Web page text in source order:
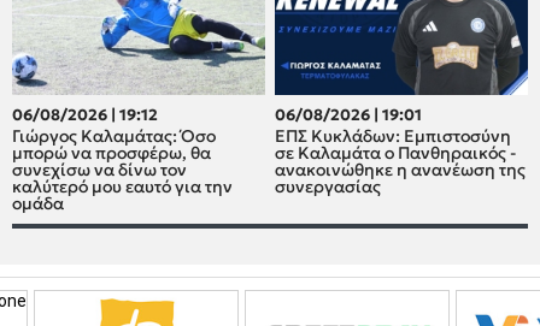
06/08/2026 | 19:12
Γιώργος Καλαμάτας: Όσο
μπορώ να προσφέρω, θα
συνεχίσω να δίνω τον
καλύτερό μου εαυτό για την
ομάδα
06/08/2026 | 19:01
ΕΠΣ Κυκλάδων: Εμπιστοσύνη
σε Καλαμάτα ο Πανθηραικός -
ανακοινώθηκε η ανανέωση της
συνεργασίας